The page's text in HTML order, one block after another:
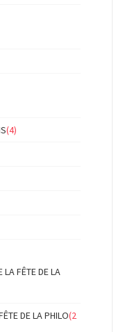
(4)
LA FÊTE DE LA
DE LA PHILO(2